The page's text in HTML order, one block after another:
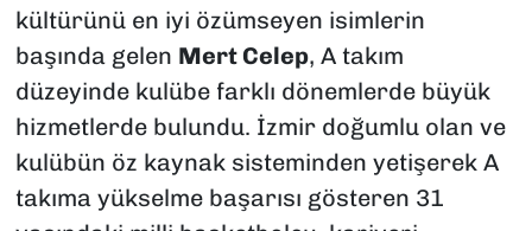
kültürünü en iyi özümseyen isimlerin
başında gelen Mert Celep, A takım
düzeyinde kulübe farklı dönemlerde büyük
hizmetlerde bulundu. İzmir doğumlu olan ve
kulübün öz kaynak sisteminden yetişerek A
takıma yükselme başarısı gösteren 31